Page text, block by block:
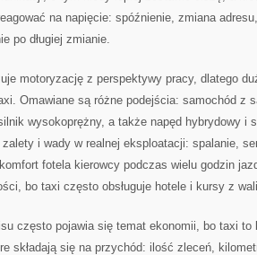
na napięcie: spóźnienie, zmiana
po długiej zmianie.
motoryzację z perspektywy pracy, dlatego
Omawiane są różne podejścia: samochód z
wysokoprężny, a także napęd hybrydowy i
i wady w realnej eksploatacji: spalanie,
fotela kierowcy podczas wielu godzin
bo taxi często obsługuje hotele i kursy z
często pojawia się temat ekonomii, bo taxi to
składają się na przychód: ilość zleceń,